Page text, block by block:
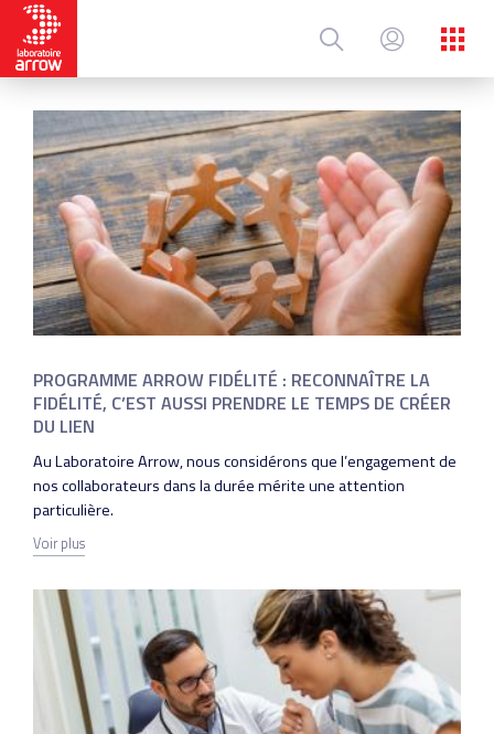
Aller
contenu
principal
PROGRAMME ARROW FIDÉLITÉ : RECONNAÎTRE LA
FIDÉLITÉ, C’EST AUSSI PRENDRE LE TEMPS DE CRÉER
DU LIEN
Au Laboratoire Arrow, nous considérons que l’engagement de
nos collaborateurs dans la durée mérite une attention
particulière.
Voir plus